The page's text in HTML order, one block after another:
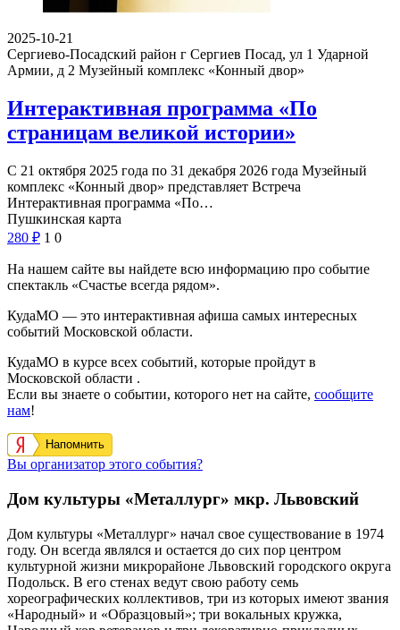
2025-10-21
Сергиево-Посадский район г Сергиев Посад, ул 1 Ударной
Армии, д 2 Музейный комплекс «Конный двор»
Интерактивная программа «По
страницам великой истории»
С 21 октября 2025 года по 31 декабря 2026 года Музейный
комплекс «Конный двор» представляет Встреча
Интерактивная программа «По…
Пушкинская карта
280 ₽ 1 0
На нашем сайте вы найдете всю информацию про событие
спектакль «Счастье всегда рядом».
КудаМО — это интерактивная афиша самых интересных
событий Московской области.
КудаМО в курсе всех событий, которые пройдут в
Московской области .
Если вы знаете о событии, которого нет на сайте, сообщите
нам!
Напомнить
Вы организатор этого события?
Дом культуры «Металлург» мкр. Львовский
Дом культуры «Металлург» начал свое существование в 1974
году. Он всегда являлся и остается до сих пор центром
культурной жизни микрорайоне Львовский городского округа
Подольск. В его стенах ведут свою работу семь
хореографических коллективов, три из которых имеют звания
«Народный» и «Образцовый»; три вокальных кружка,